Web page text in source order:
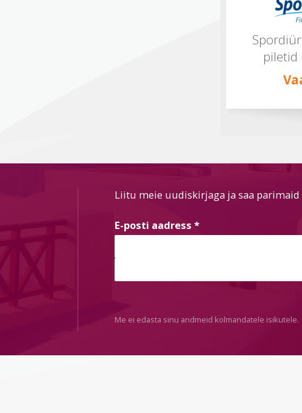
piletid
Liitu meie uudiskirjaga ja saa
E-posti aadress *
Me ei edasta sinu andmeid kolmandatele isikutele.